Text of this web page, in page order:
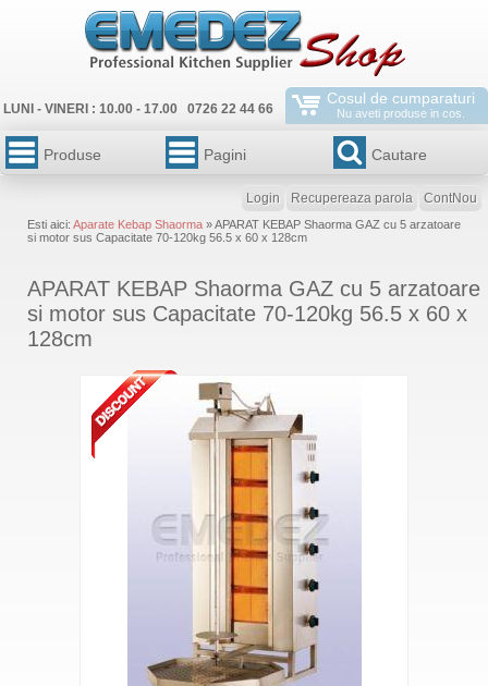
LUNI - VINERI : 10.00 - 17.00 0726 22 44 66
Cosul de cumparaturi
Nu aveti produse in cos.
Produse Pagini Cautare
Login Recupereaza parola ContNou
Esti aici: Aparate Kebap Shaorma » APARAT KEBAP Shaorma GAZ cu 5 arzatoare
si motor sus Capacitate 70-120kg 56.5 x 60 x 128cm
APARAT KEBAP Shaorma GAZ cu 5 arzatoare
si motor sus Capacitate 70-120kg 56.5 x 60 x
128cm